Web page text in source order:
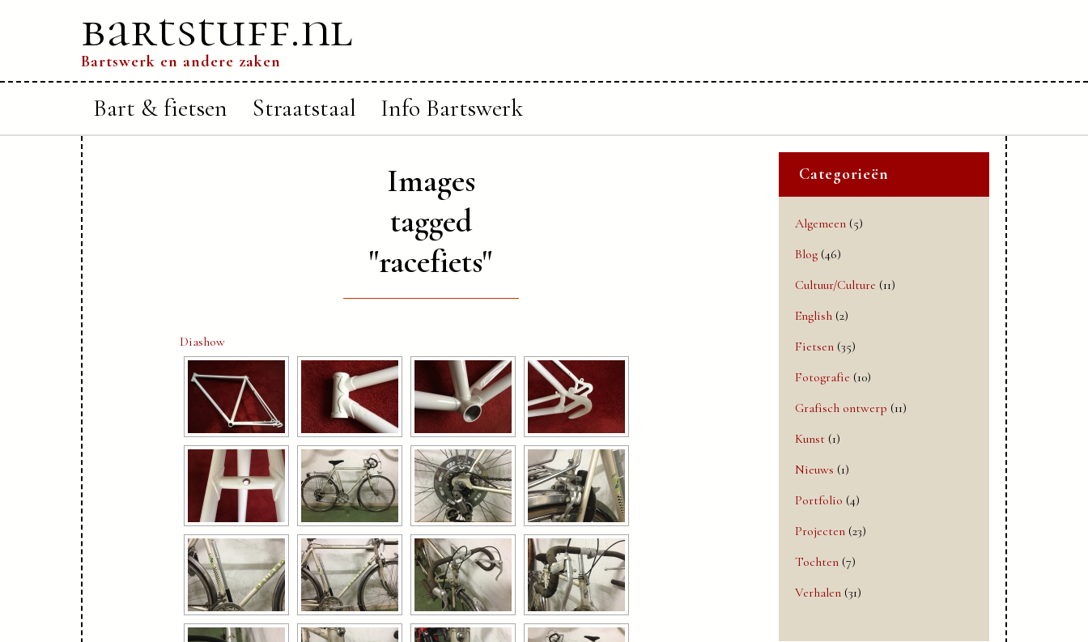
bartstuff.nl
Bartswerk en andere zaken
Bart & fietsen Straatstaal Info Bartswerk
Images
tagged
"racefiets"
Diashow
Categorieën
Algemeen (5)
Blog (46)
Cultuur/Culture (11)
English (2)
Fietsen (35)
Fotografie (10)
Grafisch ontwerp (11)
Kunst (1)
Nieuws (1)
Portfolio (4)
Projecten (23)
Tochten (7)
Verhalen (31)